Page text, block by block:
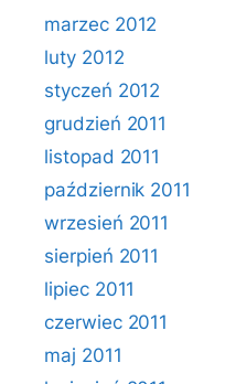
marzec 2012
luty 2012
styczeń 2012
grudzień 2011
listopad 2011
październik 2011
wrzesień 2011
sierpień 2011
lipiec 2011
czerwiec 2011
maj 2011